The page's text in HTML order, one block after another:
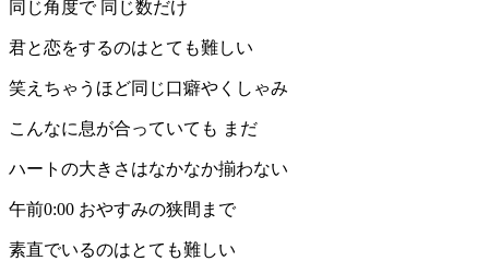
同じ角度で 同じ数だけ
君と恋をするのはとても難しい
笑えちゃうほど同じ口癖やくしゃみ
こんなに息が合っていても まだ
ハートの大きさはなかなか揃わない
午前0:00 おやすみの狭間まで
素直でいるのはとても難しい